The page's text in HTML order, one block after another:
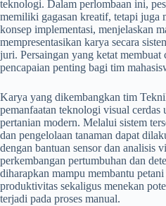
teknologi. Dalam perlombaan ini,
memiliki gagasan kreatif, tetapi juga
konsep implementasi, menjelaskan
mempresentasikan karya secara
juri. Persaingan yang ketat membuat
pencapaian penting bagi tim
Karya yang dikembangkan tim
pemanfaatan teknologi visual cerdas
pertanian modern. Melalui sistem
dan pengelolaan tanaman dapat
dengan bantuan sensor dan analisis
perkembangan pertumbuhan dan
diharapkan mampu membantu
produktivitas sekaligus menekan
terjadi pada proses manual.